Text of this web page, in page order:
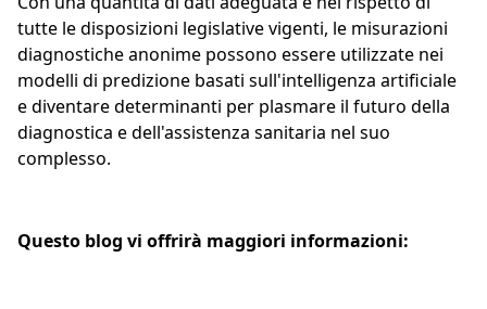
tutte le disposizioni legislative vigenti, le misurazioni
diagnostiche anonime possono essere utilizzate nei
modelli di predizione basati sull'intelligenza artificiale
e diventare determinanti per plasmare il futuro della
diagnostica e dell'assistenza sanitaria nel suo
complesso.
Questo blog vi offrirà maggiori informazioni: